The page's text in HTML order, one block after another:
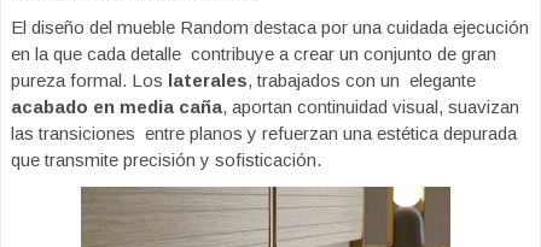
El diseño del mueble Random destaca por una cuidada ejecución
en la que cada detalle contribuye a crear un conjunto de gran
pureza formal. Los laterales, trabajados con un elegante
acabado en media caña, aportan continuidad visual, suavizan
las transiciones entre planos y refuerzan una estética depurada
que transmite precisión y sofisticación.